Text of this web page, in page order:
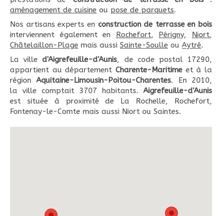
aménagement de cuisine ou pose de parquets.
Nos artisans experts en construction de terrasse en bois
interviennent également en Rochefort, Périgny, Niort,
Châtelaillon-Plage mais aussi Sainte-Soulle ou Aytré.
La ville d'Aigrefeuille-d'Aunis, de code postal 17290,
appartient au département Charente-Maritime et à la
régionAquitaine-Limousin-Poitou-Charentes. En 2010,
la ville comptait 3707 habitants. Aigrefeuille-d'Aunis
est située à proximité de La Rochelle, Rochefort,
Fontenay-le-Comte mais aussi Niort ou Saintes.